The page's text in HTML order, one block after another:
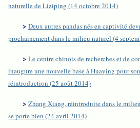
naturelle de Liziping (14 octobre 2014)
> Deux autres pandas nés en captivité
prochainement dans le milieu naturel (4
> Le centre chinois de recherches et de
inaugure une nouvelle base à Huaying pour
réintroduction (25 août 2014)
> Zhang Xiang, réintroduite dans le
se porte bien (24 avril 2014)